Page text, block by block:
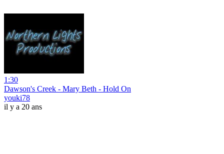
1:30
Dawson's Creek - Mary Beth - Hold On
youki78
il y a 20 ans